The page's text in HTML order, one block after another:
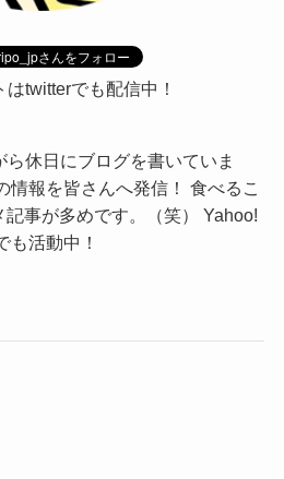
はtwitterでも配信中！
休日にブログを書いていま
情報を皆さんへ発信！ 食べるこ
事が多めです。（笑） Yahoo!
も活動中！